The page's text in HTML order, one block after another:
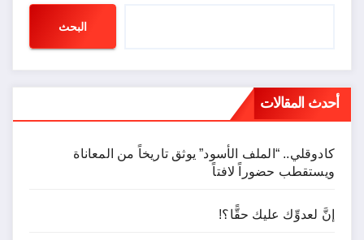
البحث
أحدث المقالات
كادوقلي.. “الملف الأسود” يوثق تاريخاً من المعاناة
ويستقطب حضوراً لافتاً
إنَّ لعدوِّك عليك حقًّا؟!